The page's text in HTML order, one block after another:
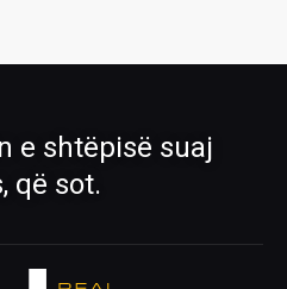
e shtëpisë suaj
që sot.
Kontakti
Na kontaktoni për çdo pyetje